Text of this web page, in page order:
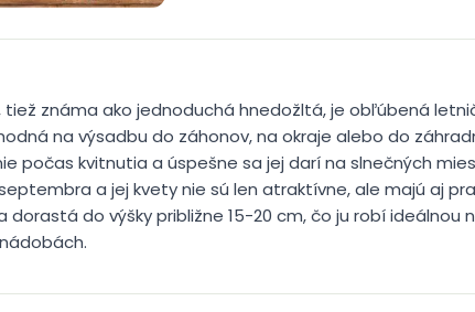
známa ako jednoduchá hnedožltá, je obľúbená
na výsadbu do záhonov, na okraje alebo do
počas kvitnutia a úspešne sa jej darí na slnečných
a jej kvety nie sú len atraktívne, ale majú aj
dorastá do výšky približne 15-20 cm, čo ju robí